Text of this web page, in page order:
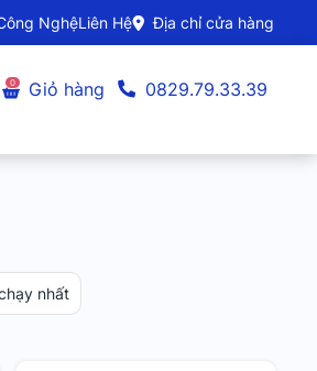
NghệLiên Hệ Địa chỉ cửa hàng
0 Giỏ hàng 0829.79.33.39
nhất